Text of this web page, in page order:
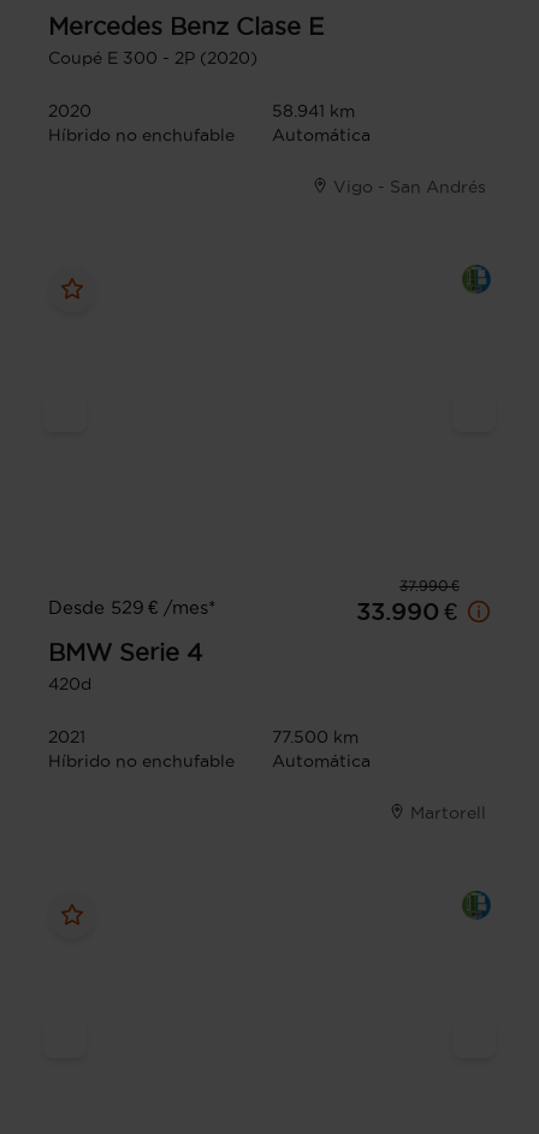
Mercedes Benz Clase E
Coupé E 300 - 2P (2020)
2020
58.941 km
Híbrido no enchufable
Automática
Vigo - San Andrés
37.990 €
Desde 529 € /mes*
33.990 €
BMW Serie 4
420d
2021
77.500 km
Híbrido no enchufable
Automática
Martorell